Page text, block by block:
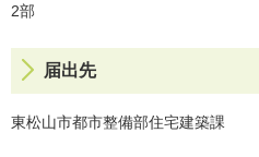
2部
届出先
東松山市都市整備部住宅建築課